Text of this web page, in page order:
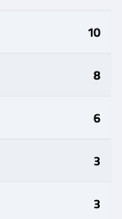
10
8
6
3
3